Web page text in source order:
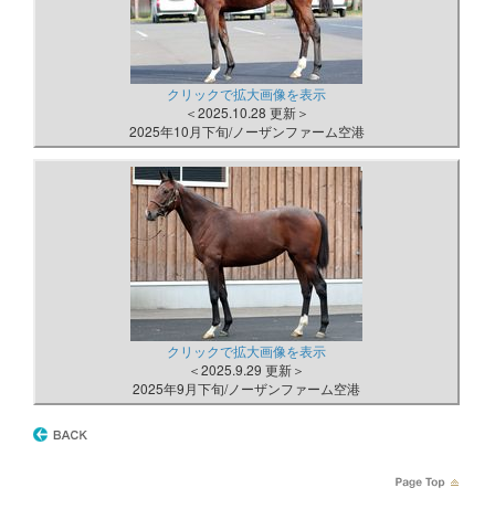
クリックで拡大画像を表示
＜2025.10.28 更新＞
2025年10月下旬/ノーザンファーム空港
クリックで拡大画像を表示
＜2025.9.29 更新＞
2025年9月下旬/ノーザンファーム空港